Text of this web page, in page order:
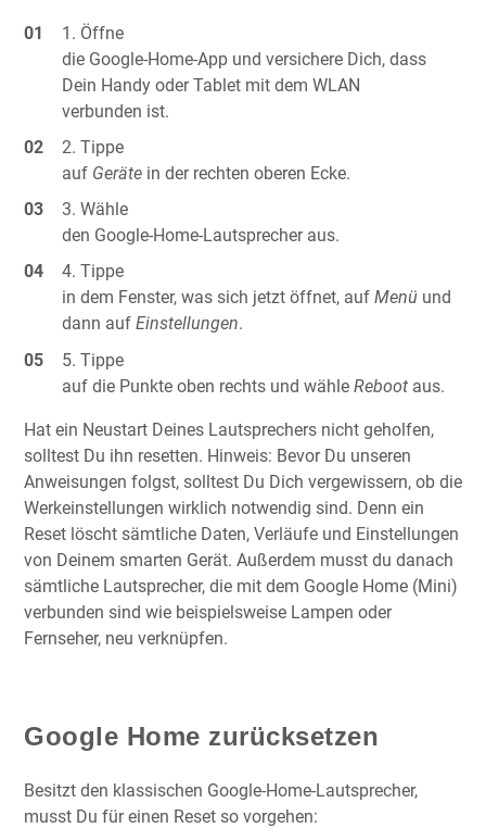
Öffne
die Google-Home-App und versichere Dich, dass
Dein Handy oder Tablet mit dem WLAN
verbunden ist.
Tippe
auf Geräte in der rechten oberen Ecke.
Wähle
den Google-Home-Lautsprecher aus.
Tippe
in dem Fenster, was sich jetzt öffnet, aufMenü und
dann aufEinstellungen.
Tippe
auf die Punkte oben rechts und wähleReboot aus.
Hat ein Neustart Deines Lautsprechers nicht geholfen,
solltest Du ihn resetten. Hinweis: Bevor Du unseren
Anweisungen folgst, solltest Du Dich vergewissern, ob die
Werkeinstellungen wirklich notwendig sind. Denn ein
Reset löscht sämtliche Daten, Verläufe und Einstellungen
von Deinem smarten Gerät. Außerdem musst du danach
sämtliche Lautsprecher, die mit dem Google Home (Mini)
verbunden sind wie beispielsweise Lampen oder
Fernseher, neu verknüpfen.
Google Home zurücksetzen
Besitzt den klassischen Google-Home-Lautsprecher,
musst Du für einen Reset so vorgehen: